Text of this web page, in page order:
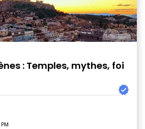
: Temples, mythes, foi